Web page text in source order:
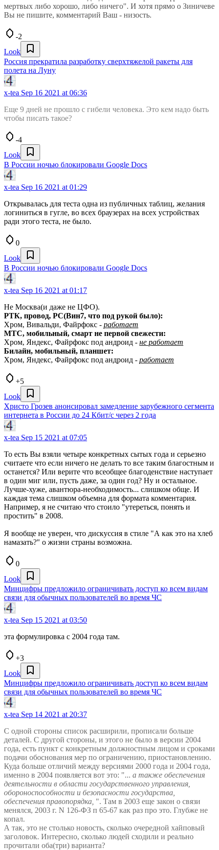
мертвых либо хорошо, либо ничего". И хотя прямо о Зиничеве
Вы не пишите, комментарий Ваш - низость.
-2
Look
Россия прекратила разработку сверхтяжелой ракеты для
полета на Луну
x-tea Sep 16 2021 at 06:36
Еще 9 дней не прошло с гибели человека. Это кем надо быть
чтобы писать такое?
-4
Look
В России ночью блокировали Google Docs
x-tea Sep 16 2021 at 01:29
Открывалась для теста одна из публичных таблиц, желания
логиниться в гугле, во всех браузерах на всех устройствах
ради этого теста, не было.
0
Look
В России ночью блокировали Google Docs
x-tea Sep 16 2021 at 01:17
Не Москва(и даже не ЦФО).
РТК, провод, PC(Вин7, что под рукой было):
Хром, Вивальди, Файрфокс - работает
МТС, мобильный, смарт не первой свежести:
Хром, Яндекс, Файрфокс под андроид - не работает
Билайн, мобильный, планшет:
Хром, Яндекс, Файрфокс под андроид - работает
+5
Look
Христо Грозев анонсировал замедление зарубежного сегмента
интернета в России до 24 Кбит/с через 2 года
x-tea Sep 15 2021 at 07:05
То есть Вы взяли четыре конкретных сытых года и серьезно
считаете что если ничего не делать то все таким благостным и
останется? Или верите что всеобщее благоденствие наступает
в один миг или, пусть даже, за один год? Ну и остальное.
Лучше-хуже, авантюра-необходимость... слишком обще. И
каждая тема слишком объемна для формата комментария.
Например, я не считаю что стоило "утереться, понять и
простить" в 2008.
Я вообще не уверен, что дискуссия в стиле "А как это на хлеб
намазать?" о жизни страны возможна.
0
Look
Минцифры предложило ограничивать доступ ко всем видам
связи для обычных пользователей во время ЧС
x-tea Sep 15 2021 at 03:50
эта формулировка с 2004 года там.
+3
Look
Минцифры предложило ограничивать доступ ко всем видам
связи для обычных пользователей во время ЧС
x-tea Sep 14 2021 at 20:37
С одной стороны список расширили, прописали больше
деталей. С другой стороны, и этого не было в версии 2004
года, есть пункт с конкретным должностным лицом и сроками
подачи обоснования мер по ограничению, приостановлению.
Куда больше отличий между версиями 2000 года и 2004 года,
именно в 2004 появляется вот это: "... а также обеспечения
деятельности в области государственного управления,
обороноспособности и безопасности государства,
обеспечения правопорядка, ". Там в 2003 еще закон о связи
менялся, 2003 г. N 126-ФЗ п 65-67 как раз про это. Глубже не
копал.
А так, это не столько новость, сколько очередной хайповый
заголовок. Интересно, сколько людей сходили и реально
прочитали оба(три) варианта?